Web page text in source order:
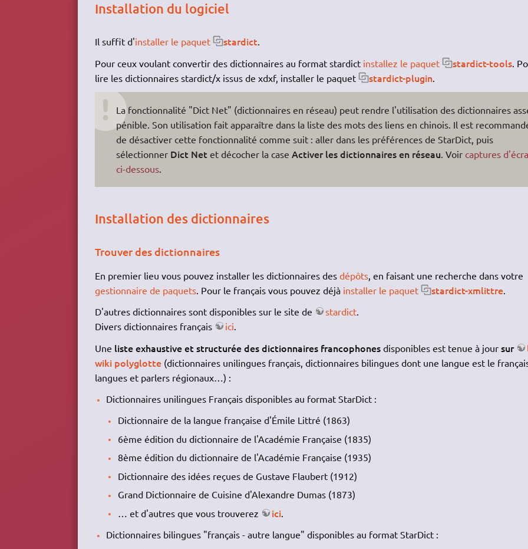
Installation du logiciel
Il suffit d'installer le paquet stardict.
Pour ceux voulant convertir des dictionnaires au format stardict installez le paquet stardict-tools.
lire les dictionnaires stardict/x issus de xdxf, installer le paquet
stardict-plugin.
La fonctionnalité "Dict Net" (dictionnaires en réseau) peut rendre l'utilisation des dictionnaires
pénible. Son utilisation fait apparaître dans la liste des mots des liens en chinois. Il est
de désactiver cette fonctionnalité comme suit : aller dans les préférences de StarDict, puis
sélectionner Dict Net et décocher la case Activer les dictionnaires en réseau . Voir captures
ci-dessous.
Installation des dictionnaires
Trouver des dictionnaires
En premier lieu vous pouvez installer les dictionnaires des dépôts, en faisant une recherche dans votre
gestionnaire de paquets. Pour le français vous pouvez déjà installer le paquet stardict-xmlittre.
D'autres dictionnaires sont disponibles sur le site de
stardict.
Divers dictionnaires français
ici.
Une liste exhaustive et structurée des dictionnaires francophonesdisponibles est tenue à jour sur
wiki polyglotte(dictionnaires unilingues français, dictionnaires bilingues dont une langue est le
langues et parlers régionaux…) :
Dictionnaires unilingues Français disponibles au format StarDict :
Dictionnaire de la langue française d'Émile Littré (1863)
6ème édition du dictionnaire de l'Académie Française (1835)
8ème édition du dictionnaire de l'Académie Française (1935)
Dictionnaire des idées reçues de Gustave Flaubert (1912)
Grand Dictionnaire de Cuisine d'Alexandre Dumas (1873)
… et d'autres que vous trouverez
ici.
Dictionnaires bilingues "français - autre langue" disponibles au format StarDict :